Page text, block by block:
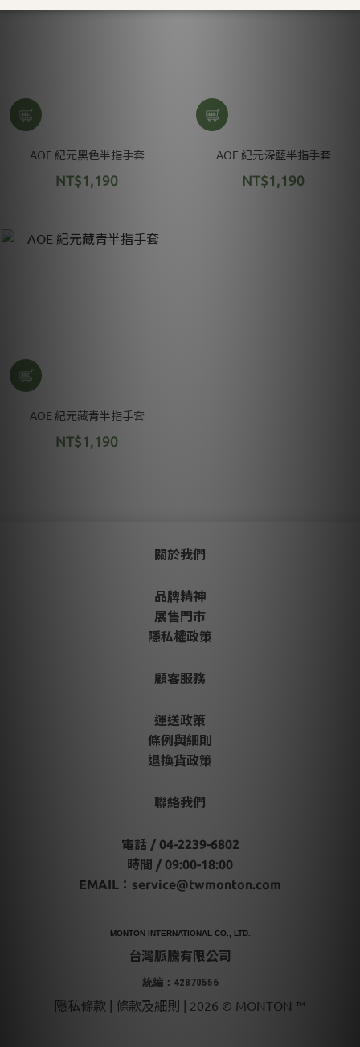
AOE 紀元黑色半指手套
NT$1,190
AOE 紀元深藍半指手套
NT$1,190
AOE 紀元藏青半指手套
NT$1,190
關於我們
品牌精神
展售門市
隱私權政策
顧客服務
運送政策
條例與細則
退換貨政策
聯絡我們
電話 / 04-2239-6802
時間 / 09:00-18:00
EMAIL： service@twmonton.com
MONTON INTERNATIONAL CO., LTD.
台灣脈騰有限公司
統編：42870556
隱私條款 | 條款及細則 | 2026 © MONTON ™